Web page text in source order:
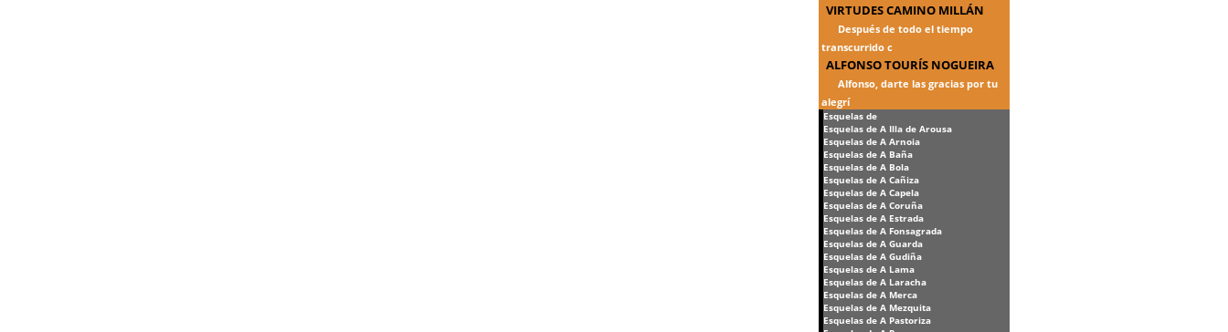
VIRTUDES CAMINO MILLÁN
Después de todo el tiempo
transcurrido c
ALFONSO TOURÍS NOGUEIRA
Alfonso, darte las gracias por tu
alegrí
Esquelas de
Esquelas de A Illa de Arousa
Esquelas de A Arnoia
Esquelas de A Baña
Esquelas de A Bola
Esquelas de A Cañiza
Esquelas de A Capela
Esquelas de A Coruña
Esquelas de A Estrada
Esquelas de A Fonsagrada
Esquelas de A Guarda
Esquelas de A Gudiña
Esquelas de A Lama
Esquelas de A Laracha
Esquelas de A Merca
Esquelas de A Mezquita
Esquelas de A Pastoriza